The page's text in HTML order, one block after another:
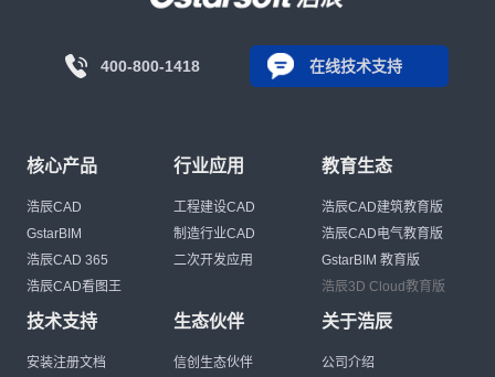
400-800-1418 在线技术支持
核心产品
浩辰CAD
GstarBIM
浩辰CAD 365
浩辰CAD看图王
行业应用
工程建设CAD
制造行业CAD
二次开发应用
教育生态
浩辰CAD建筑教育版
浩辰CAD电气教育版
GstarBIM 教育版
浩辰3D Cloud教育版
技术支持
安装注册文档
生态伙伴
信创生态伙伴
关于浩辰
公司介绍